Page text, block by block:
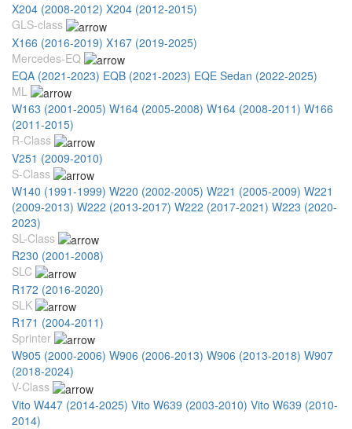
X204 (2008-2012) X204 (2012-2015)
GLS-class
X166 (2016-2019) X167 (2019-2025)
Mercedes-EQ
EQA (2021-2023) EQB (2021-2023) EQE Sedan (2022-2025)
ML
W163 (2001-2005) W164 (2005-2008) W164 (2008-2011) W166
(2011-2015)
R-Class
V251 (2009-2010)
S-Class
W140 (1991-1999) W220 (2002-2005) W221 (2005-2009) W221
(2009-2013) W222 (2013-2017) W222 (2017-2021) W223 (2020-
2023)
SL-Class
R230 (2001-2008)
SLC
R172 (2016-2020)
SLK
R171 (2004-2011)
Sprinter
W905 (2000-2006) W906 (2006-2013) W906 (2013-2018) W907
(2018-2024)
V-Class
Vito W447 (2014-2025) Vito W639 (2003-2010) Vito W639 (2010-
2014)